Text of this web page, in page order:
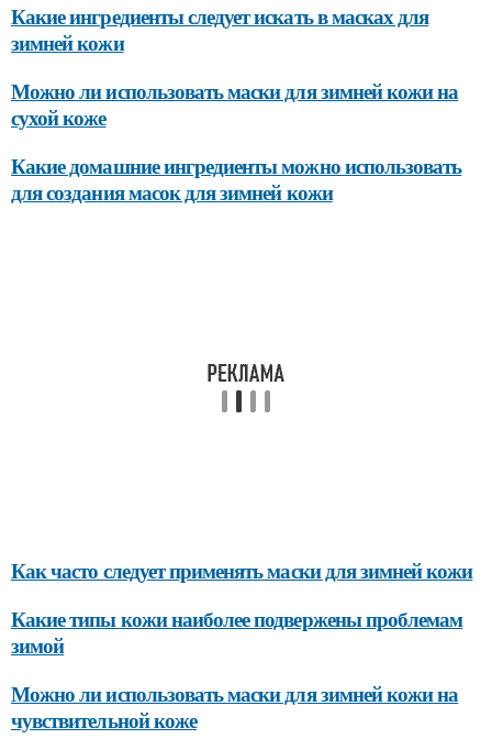
Какие ингредиенты следует искать в масках для
зимней кожи
Можно ли использовать маски для зимней кожи на
сухой коже
Какие домашние ингредиенты можно использовать
для создания масок для зимней кожи
Как часто следует применять маски для зимней кожи
Какие типы кожи наиболее подвержены проблемам
зимой
Можно ли использовать маски для зимней кожи на
чувствительной коже